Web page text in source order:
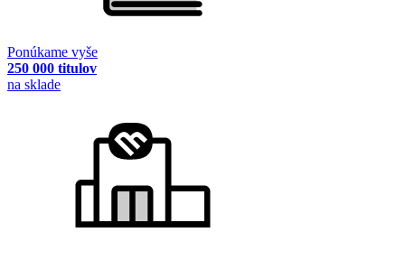
Ponúkame vyše
250 000 titulov
na sklade